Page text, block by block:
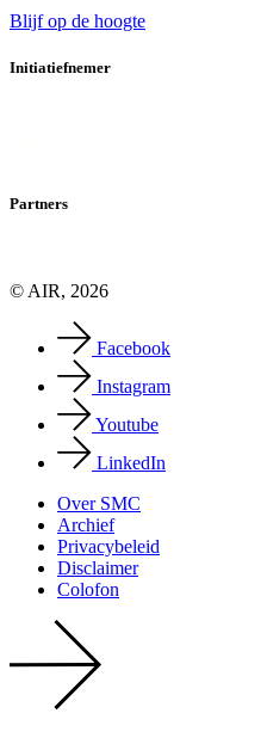
Blijf op de hoogte
Initiatiefnemer
Partners
© AIR, 2026
Facebook
Instagram
Youtube
LinkedIn
Over SMC
Archief
Privacy­beleid
Disclaimer
Colofon